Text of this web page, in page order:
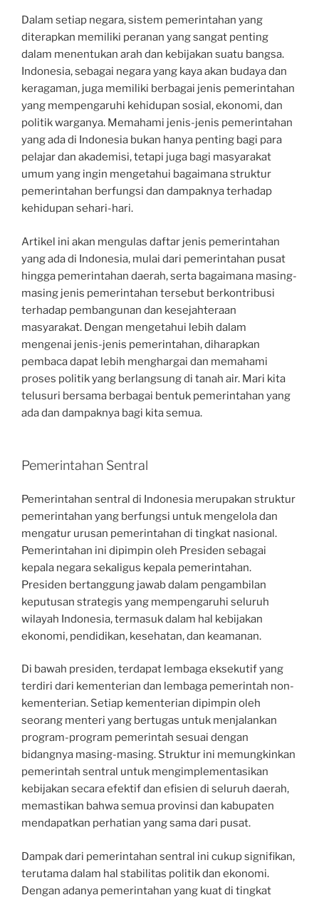
Dalam setiap negara, sistem pemerintahan yang
diterapkan memiliki peranan yang sangat penting
dalam menentukan arah dan kebijakan suatu bangsa.
Indonesia, sebagai negara yang kaya akan budaya dan
keragaman, juga memiliki berbagai jenis pemerintahan
yang mempengaruhi kehidupan sosial, ekonomi, dan
politik warganya. Memahami jenis-jenis pemerintahan
yang ada di Indonesia bukan hanya penting bagi para
pelajar dan akademisi, tetapi juga bagi masyarakat
umum yang ingin mengetahui bagaimana struktur
pemerintahan berfungsi dan dampaknya terhadap
kehidupan sehari-hari.
Artikel ini akan mengulas daftar jenis pemerintahan
yang ada di Indonesia, mulai dari pemerintahan pusat
hingga pemerintahan daerah, serta bagaimana masing-
masing jenis pemerintahan tersebut berkontribusi
terhadap pembangunan dan kesejahteraan
masyarakat. Dengan mengetahui lebih dalam
mengenai jenis-jenis pemerintahan, diharapkan
pembaca dapat lebih menghargai dan memahami
proses politik yang berlangsung di tanah air. Mari kita
telusuri bersama berbagai bentuk pemerintahan yang
ada dan dampaknya bagi kita semua.
Pemerintahan Sentral
Pemerintahan sentral di Indonesia merupakan struktur
pemerintahan yang berfungsi untuk mengelola dan
mengatur urusan pemerintahan di tingkat nasional.
Pemerintahan ini dipimpin oleh Presiden sebagai
kepala negara sekaligus kepala pemerintahan.
Presiden bertanggung jawab dalam pengambilan
keputusan strategis yang mempengaruhi seluruh
wilayah Indonesia, termasuk dalam hal kebijakan
ekonomi, pendidikan, kesehatan, dan keamanan.
Di bawah presiden, terdapat lembaga eksekutif yang
terdiri dari kementerian dan lembaga pemerintah non-
kementerian. Setiap kementerian dipimpin oleh
seorang menteri yang bertugas untuk menjalankan
program-program pemerintah sesuai dengan
bidangnya masing-masing. Struktur ini memungkinkan
pemerintah sentral untuk mengimplementasikan
kebijakan secara efektif dan efisien di seluruh daerah,
memastikan bahwa semua provinsi dan kabupaten
mendapatkan perhatian yang sama dari pusat.
Dampak dari pemerintahan sentral ini cukup signifikan,
terutama dalam hal stabilitas politik dan ekonomi.
Dengan adanya pemerintahan yang kuat di tingkat